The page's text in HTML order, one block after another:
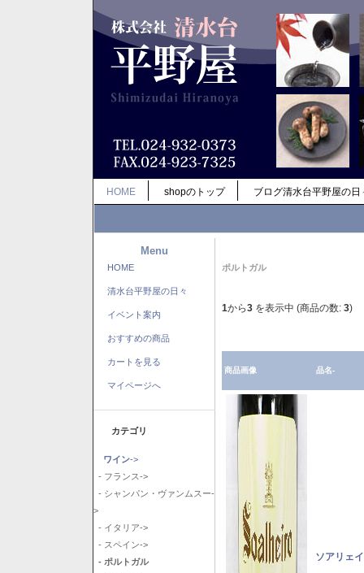
HOME shopのトップ ブログ清水台平野屋の日
Menu
HOME
清水台平野屋の日々
イベント案内
おすすめの商品
カートを見る
マイページへ
カテゴリ
ワイン->
- フランス->
- シャンパン・ヴァンムスー-
>
- イタリア->
- スペイン->
- ポルトガル
ポルトガル
1から3 を表示中 (商品の数: 3)
商品画像 品名-
ソアリェ